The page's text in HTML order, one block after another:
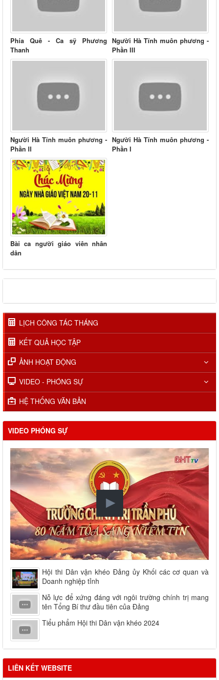
Phía Quê - Ca sỹ Phương
Thanh
Người Hà Tĩnh muôn phương -
Phần III
Người Hà Tĩnh muôn phương -
Phần II
Người Hà Tĩnh muôn phương -
Phần I
Bài ca người giáo viên nhân
dân
LỊCH CÔNG TÁC THÁNG
KẾT QUẢ HỌC TẬP
ẢNH HOẠT ĐỘNG
VIDEO - PHÓNG SỰ
HỆ THỐNG VĂN BẢN
VIDEO PHÓNG SỰ
Hội thi Dân vận khéo Đảng ủy Khối các cơ quan và
Doanh nghiệp tỉnh
Nỗ lực để xứng đáng với ngôi trường chính trị mang
tên Tổng Bí thư đầu tiên của Đảng
Tiểu phẩm Hội thi Dân vận khéo 2024
LIÊN KẾT WEBSITE